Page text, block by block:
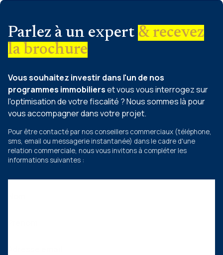
Parlez à un expert & recevez
la brochure
Vous souhaitez investir dans l'un de nos
programmes immobilierset vous vous interrogez sur
l'optimisation de votre fiscalité ? Nous sommes là pour
vous accompagner dans votre projet.
Pour être contacté par nos conseillers commerciaux (téléphone,
sms, email ou messagerie instantanée) dans le cadre d'une
relation commerciale, nous vous invitons à compléter les
informations suivantes :